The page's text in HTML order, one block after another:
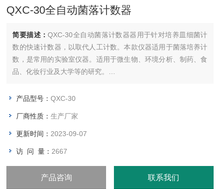
QXC-30全自动菌落计数器
简要描述：QXC-30全自动菌落计数器器用于针对培养皿细菌计
数的快速计数器，以取代人工计数。本款仪器适用于菌落培养计
数，是常用的实验室仪器。适用于微生物、环境分析、制药、食
品、化妆行业及大学等的研究。
通过对培养皿拍照获取灰度图像然后针对灰度图像进行处理以及
理，之后通过获取色块来进行计数，以此获得培养皿中的菌落总
数，并保存图片以及计数值。
产品型号：QXC-30
厂商性质：生产厂家
更新时间： 2023-09-07
访 问 量： 2667
产品咨询 联系我们